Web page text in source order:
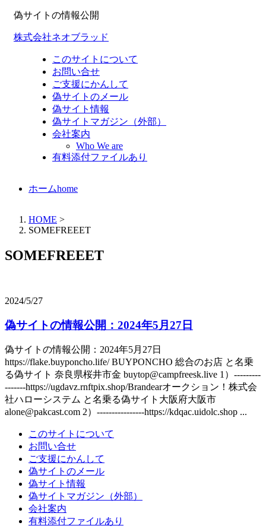
偽サイトの情報公開
株式会社ネオブラッド
このサイトについて
お問い合せ
ご支援にかんして
偽サイトのメール
偽サイト情報
偽サイトマガジン（外部）
会社案内
Who We are
有料添付ファイルあり
ホームhome
HOME >
SOMEFREEET
SOMEFREEET
2024/5/27
偽サイトの情報公開：2024年5月27日
偽サイトの情報公開：2024年5月27日
https://flake.buyponcho.life/ BUYPONCHO 総合のお店 と名乗
る偽サイト 奈良県桜井市金 buytop@campfreesk.live 1）---------
-------https://ugdavz.rnftpix.shop/Brandearオークション！株式会
社ハローシステム と名乗る偽サイト大阪府大阪市
alone@pakcast.com 2）----------------https://kdqac.uidolc.shop ...
このサイトについて
お問い合せ
ご支援にかんして
偽サイトのメール
偽サイト情報
偽サイトマガジン（外部）
会社案内
有料添付ファイルあり